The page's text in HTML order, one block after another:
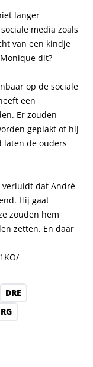
langer
media zoals
van een kindje
dit?
op de sociale
een
Er zouden
geplakt of hij
laten de ouders
verluidt dat André
Hij gaat
zouden hem
zetten. En daar
DRE